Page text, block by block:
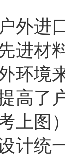
外进
进材
环境
高了
上图
计统